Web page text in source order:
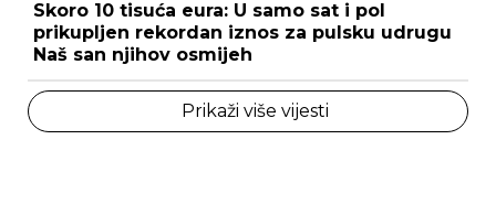
Skoro 10 tisuća eura: U samo sat i pol
prikupljen rekordan iznos za pulsku udrugu
Naš san njihov osmijeh
Prikaži više vijesti